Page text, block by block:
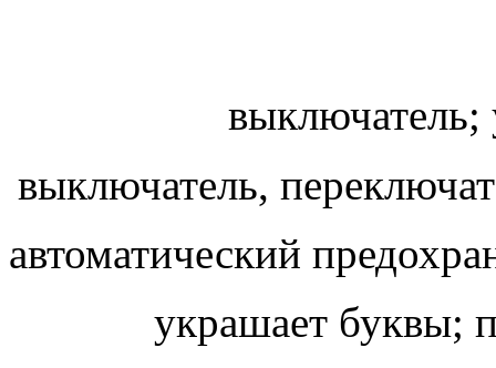
выключатель;
выключатель,
автоматический
украшает буквы;